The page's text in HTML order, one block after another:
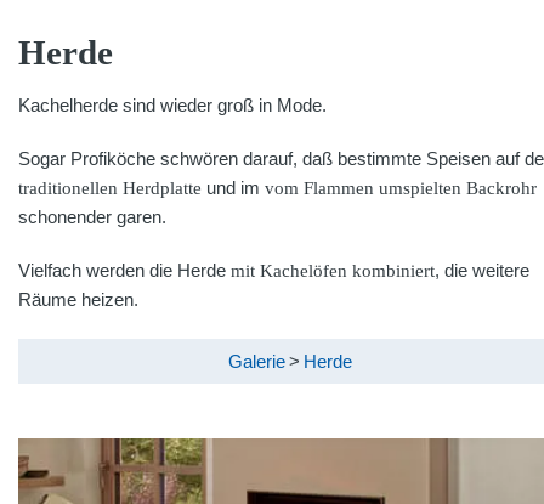
Herde
Kachelherde sind wieder groß in Mode.
Sogar Profiköche schwören darauf, daß bestimmte Speisen auf
traditionellen Herdplatte und im vom Flammen umspielten Backrohr
schonender garen.
Vielfach werden die Herde mit Kachelöfen kombiniert, die weitere
Räume heizen.
Galerie> Herde